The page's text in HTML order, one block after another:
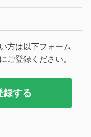
方は以下フォーム
ご登録ください。
録する